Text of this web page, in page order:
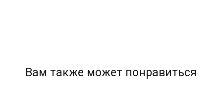
Вам также может понравиться